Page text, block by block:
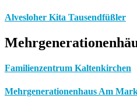
Alvesloher Kita Tausendfüßler
Familienzentrum Kaltenkirchen
Mehrgenerationenhaus Am